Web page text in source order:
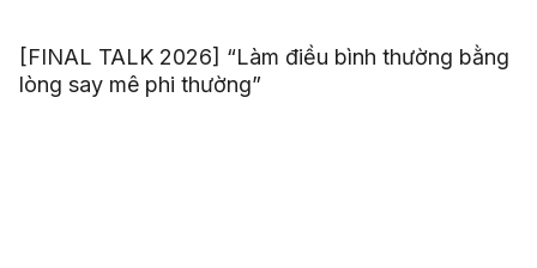
[FINAL TALK 2026] “Làm điều bình thường bằng
lòng say mê phi thường”